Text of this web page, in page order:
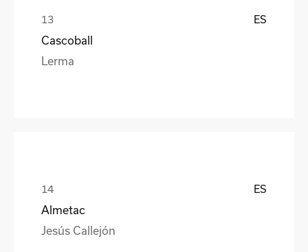
ES
Cascoball
Lerma
ES
Almetac
Jesús Callejón